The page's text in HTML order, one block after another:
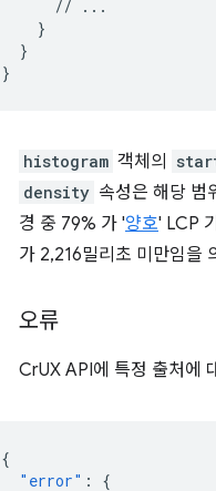
      // ...
    }
  }
histogram 객체의
density 속성은 해당 범
경 중 79% 가 '양호' LCP
가 2,216밀리초 미만임을
오류
CrUX API에 특정 출처에
{
"error" : {